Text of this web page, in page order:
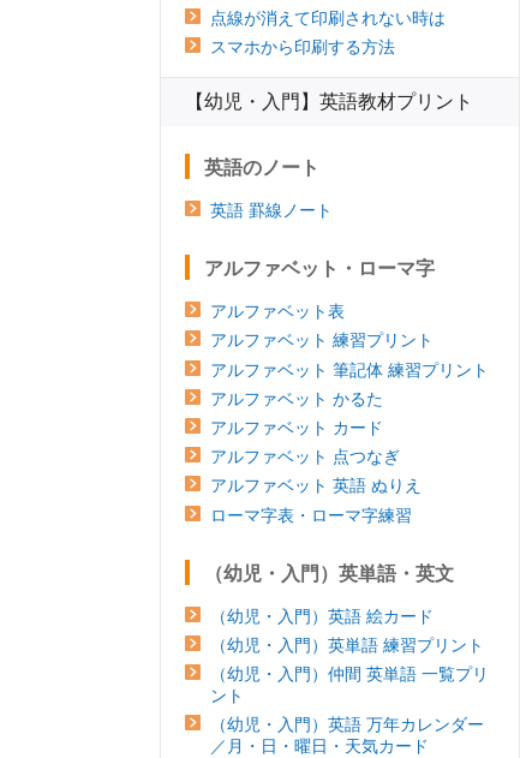
点線が消えて印刷されない時は
スマホから印刷する方法
【幼児・入門】英語教材プリント
英語のノート
英語 罫線ノート
アルファベット・ローマ字
アルファベット表
アルファベット 練習プリント
アルファベット 筆記体 練習プリント
アルファベット かるた
アルファベット カード
アルファベット 点つなぎ
アルファベット 英語 ぬりえ
ローマ字表・ローマ字練習
（幼児・入門）英単語・英文
（幼児・入門）英語 絵カード
（幼児・入門）英単語 練習プリント
（幼児・入門）仲間 英単語 一覧プリ
ント
（幼児・入門）英語 万年カレンダー
／月・日・曜日・天気カード